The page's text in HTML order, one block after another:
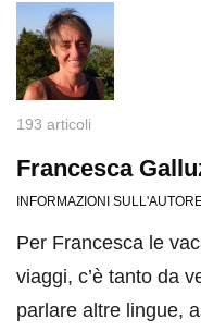
193 articoli
Francesca
INFORMAZIONI
Per Francesca le
viaggi, c’è tanto da
parlare altre lingue,